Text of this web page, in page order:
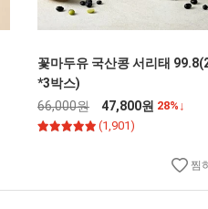
꽃마두유 국산콩 서리태
*3박스)
66,000원
47,800원 28%↓
(1,901)
찜